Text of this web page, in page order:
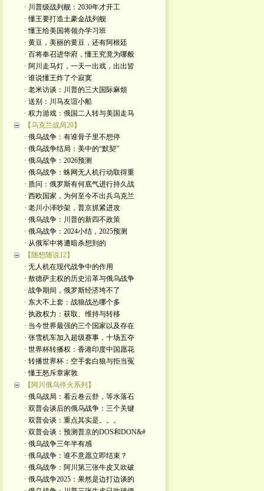
· 川普级战列舰：2030年才开工
· 懂王要打造土豪金战列舰
· 懂王给美国将领办学习班
· 黄豆，美丽的黄豆，还有阿根廷
· 百将奉召进华府，懂王究竟为哪般
· 阿川走马灯，一天一出戏，出出皆
· 谁说懂王炸了个寂寞
· 老米访谈：川普的三大国际麻烦
· 送别：川马友谊小船
· 权力游戏：俄国二人转与美国走马
【乌克兰战局20】
· 俄乌战争：有谁骨子里不想停
· 俄乌战争结局：美中的“默契”
· 俄乌战争：2026预测
· 俄乌战争：蛛网无人机行动取得重
· 质问：俄罗斯有何底气进行持久战
· 西欧国家，为何至今不出兵乌克兰
· 老川小泽吵架，普京抓紧进攻
· 俄乌战争：川普的新四不政策
· 俄乌战争：2024小结，2025预测
· 从俄军中将遭暗杀想到的
【随想随说12】
· 无人机在现代战争中的作用
· 敖德萨主权的历史沿革与俄乌战争
· 战争期间，俄罗斯经济垮不了
· 东大不上套：战狼战怂哪个多
· 执政权力：获取、维持与转移
· 当今世界最强的三个国家以及存在
· 张雪机车加入超级赛事，十场五夺
· 世界杯转播权：香港印度中国愿花
· 转播世界杯：空手套白狼与拒当冤
· 懂王怒斥章家敦
【阿川俄乌停火系列】
· 俄乌战局：看云卷云舒，等水落石
· 双普会谈后的俄乌战争：三个关键
· 双普会谈：重点其实是。。。
· 双普会谈：预测普京的DOS和DON&#
· 俄乌战争三年半有感
· 俄乌战争：谁不意愿立即结束？
· 俄乌战争：阿川第三张牛皮又吹破
· 俄乌战争2025：果然是边打边谈的